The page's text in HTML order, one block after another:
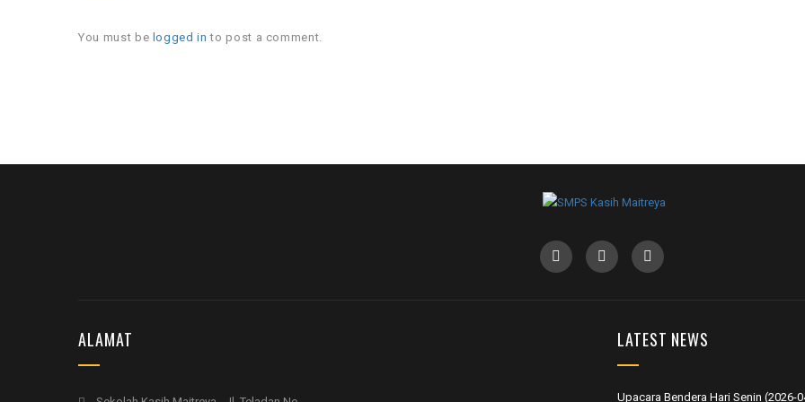
You must be logged in to post a comment.
ALAMAT LATEST NEWS
Upacara Bendera Hari Senin (2026-